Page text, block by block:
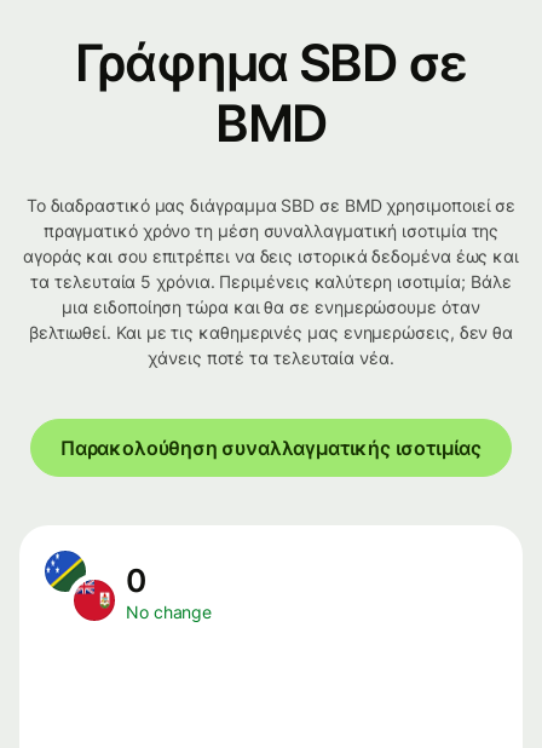
Γράφημα SBD σε
BMD
Το διαδραστικό μας διάγραμμα SBD σε BMD χρησιμοποιεί σε
πραγματικό χρόνο τη μέση συναλλαγματική ισοτιμία της
αγοράς και σου επιτρέπει να δεις ιστορικά δεδομένα έως και
τα τελευταία 5 χρόνια. Περιμένεις καλύτερη ισοτιμία; Βάλε
μια ειδοποίηση τώρα και θα σε ενημερώσουμε όταν
βελτιωθεί. Και με τις καθημερινές μας ενημερώσεις, δεν θα
χάνεις ποτέ τα τελευταία νέα.
Παρακολούθηση συναλλαγματικής ισοτιμίας
0
No change